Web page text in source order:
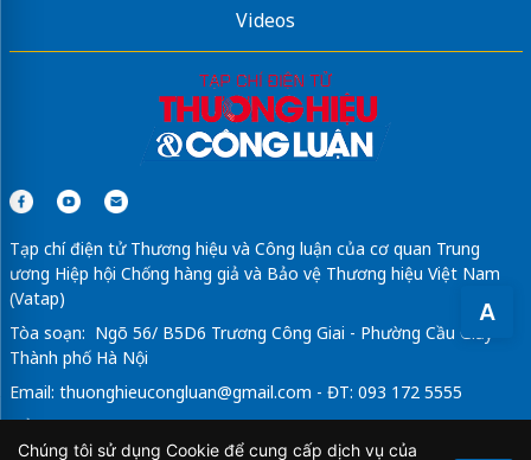
A
Videos
Tạp chí điện tử Thương hiệu và Công luận của cơ quan Trung
ương Hiệp hội Chống hàng giả và Bảo vệ Thương hiệu Việt Nam
(Vatap)
Tòa soạn: Ngõ 56/ B5D6 Trương Công Giai - Phường Cầu Giấy -
Thành phố Hà Nội
Email: thuonghieucongluan@gmail.com - ĐT: 093 172 5555
Tổng Biên Tập: Vũ Đức Thuận
Chúng tôi sử dụng Cookie để cung cấp dịch vụ của